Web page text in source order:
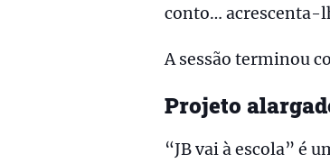
conto…
A sessão terminou
Projeto
“JB vai à escola” é